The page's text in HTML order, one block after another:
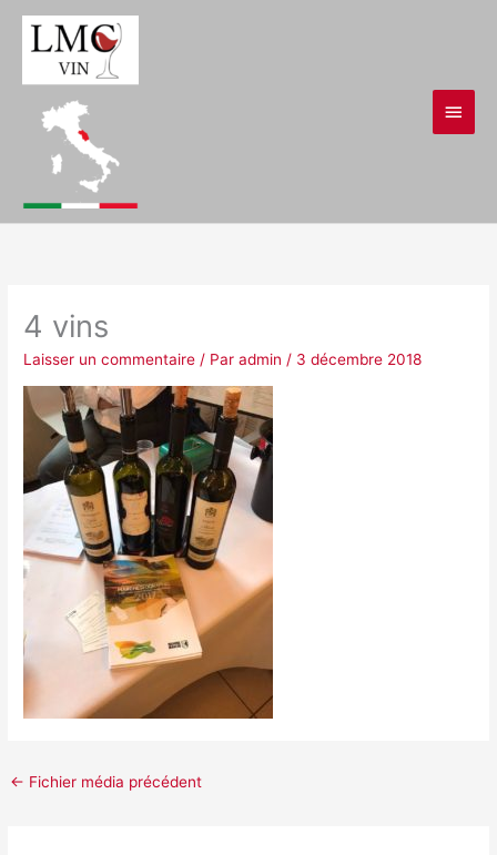
4 vins
Laisser un commentaire / Paradmin / 3 décembre 2018
← Fichier média précédent